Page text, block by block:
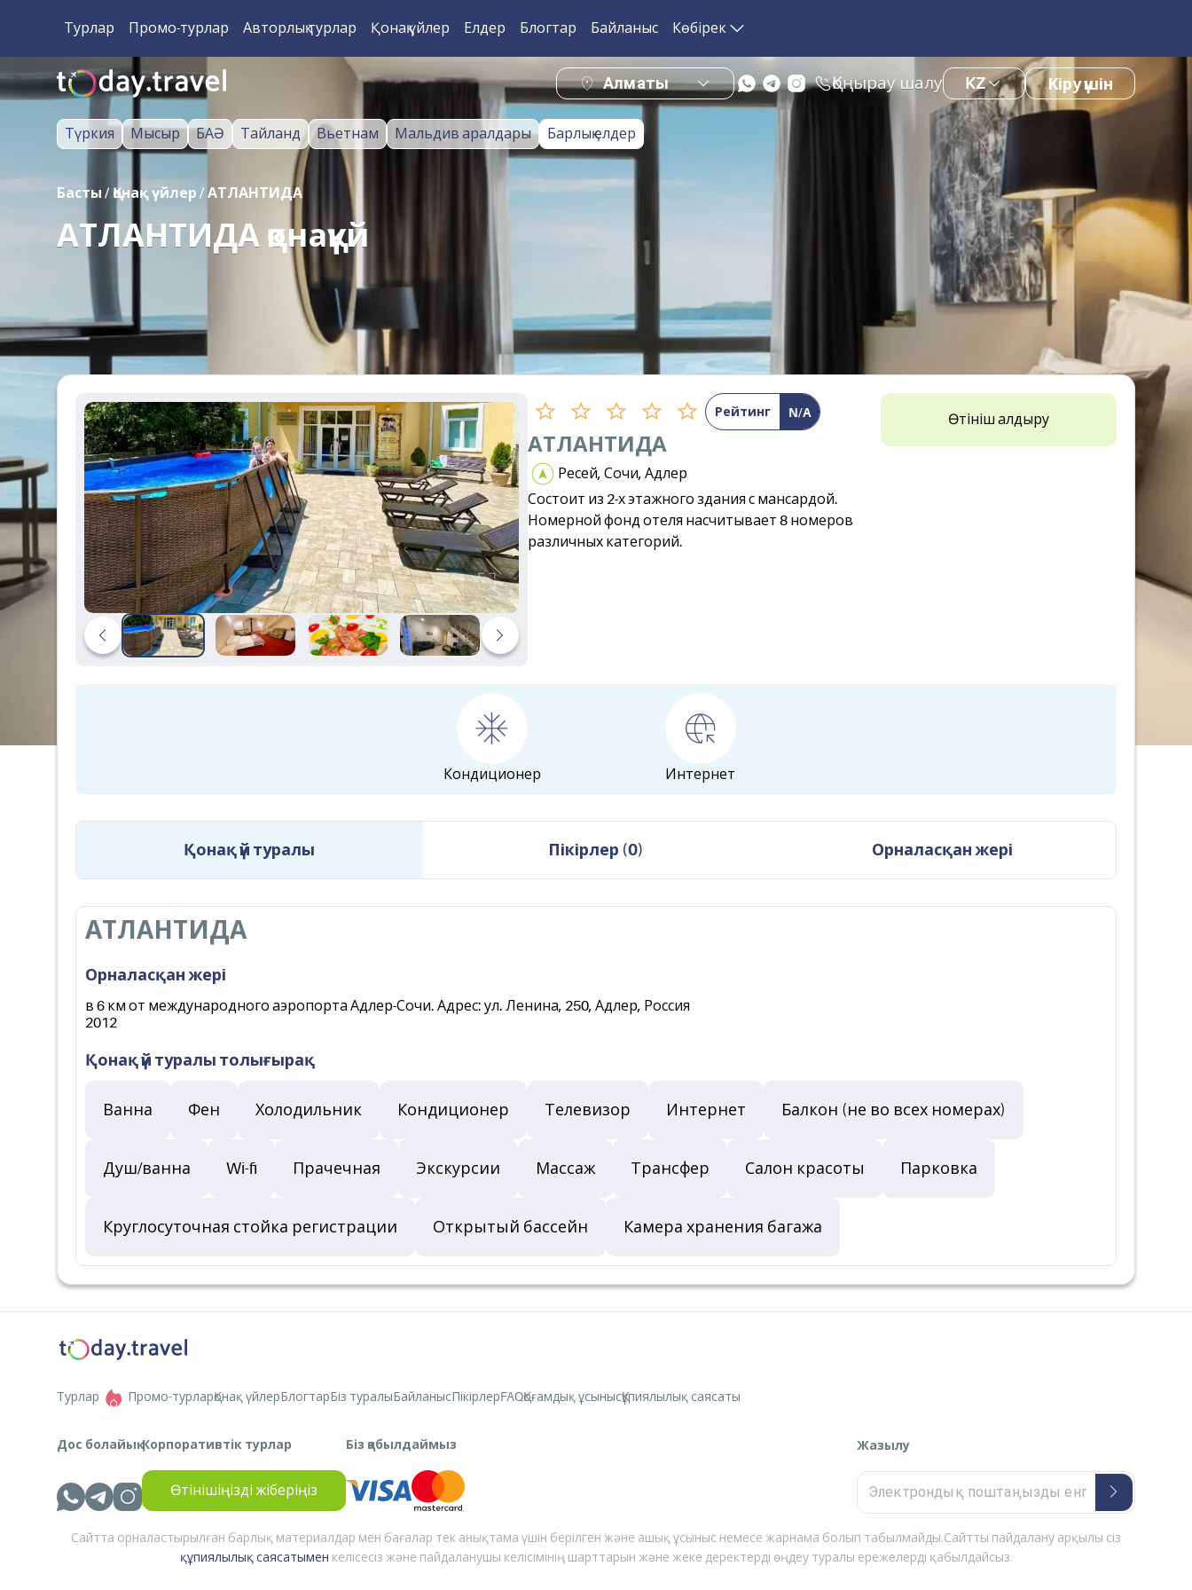
Турлар Промо-турлар Авторлық турлар Қонақ үйлер Елдер Блогтар Байланыс Көбірек
Алматы Қоңырау шалу KZ Кіру үшін
Түркия Мысыр БАӘ Тайланд Вьетнам Мальдив аралдары Барлық елдер
Басты / Қонақ үйлер / АТЛАНТИДА
АТЛАНТИДА қонақүй
Рейтинг N/A
АТЛАНТИДА
Ресей, Сочи, Адлер
Состоит из 2-х этажного здания с мансардой.
Номерной фонд отеля насчитывает 8 номеров
различных категорий.
Өтініш қалдыру
Кондиционер Интернет
Қонақ үй туралы Пікірлер (0) Орналасқан жері
АТЛАНТИДА
Орналасқан жері
в 6 км от международного аэропорта Адлер-Сочи. Адрес: ул. Ленина, 250, Адлер, Россия
2012
Қонақ үй туралы толығырақ
Ванна Фен Холодильник Кондиционер Телевизор Интернет Балкон (не во всех номерах)
Душ/ванна Wi-fi Прачечная Экскурсии Массаж Трансфер Салон красоты Парковка
Круглосуточная стойка регистрации Открытый бассейн Камера хранения багажа
Турлар Промо-турларҚонақ үйлерБлогтарБіз туралыБайланысПікірлерFAQҚоғамдық ұсынысҚұпиялылық саясаты
Дос болайық Корпоративтік турлар
Өтінішіңізді жіберіңіз
Біз қабылдаймыз Жазылу
Сайтта орналастырылған барлық материалдар мен бағалар тек анықтама үшін берілген және ашық ұсыныс немесе жарнама болып табылмайды.Сайтты пайдалану арқылы сіз
құпиялылық саясатымен келісесіз және пайдаланушы келісімінің шарттарын және жеке деректерді өңдеу туралы ережелерді қабылдайсыз.